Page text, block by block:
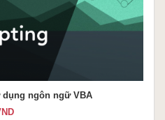
ngôn ngữ VBA